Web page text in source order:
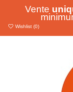
Vente
Wishlist (0)